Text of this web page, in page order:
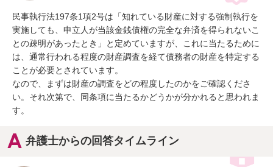
民事執行法197条1項2号は「知れている財産に対する強制執行を
実施しても、申立人が当該金銭債権の完全な弁済を得られないこ
との疎明があったとき」と定めていますが、これに当たるために
は、通常行われる程度の財産調査を経て債務者の財産を特定する
ことが必要とされています。
なので、まずは財産の調査をどの程度したのかをご確認くださ
い。それ次第で、同条項に当たるかどうかが分かれると思われま
す。
弁護士からの回答タイムライン